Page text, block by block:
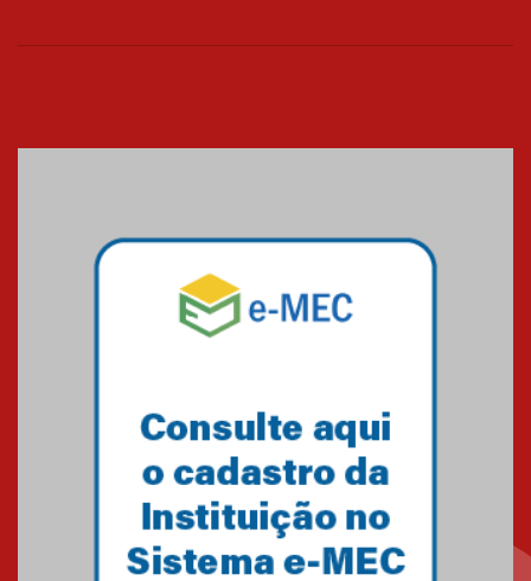
Mackenzie mobiliza campanha
solidária para apoiar famílias em
Minas Gerais
Primeiro culto do ano ressalta o
27.02.2026